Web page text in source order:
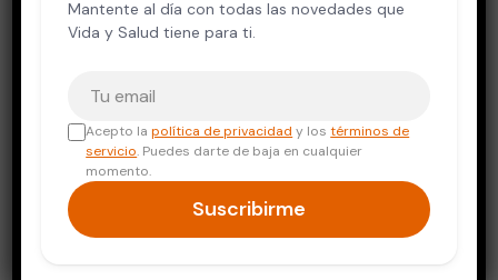
Mantente al día con todas las novedades que
Vida y Salud tiene para ti.
Acepto lapolítica de privacidad y lostérminos de
servicio. Puedes darte de baja en cualquier
momento.
Suscribirme